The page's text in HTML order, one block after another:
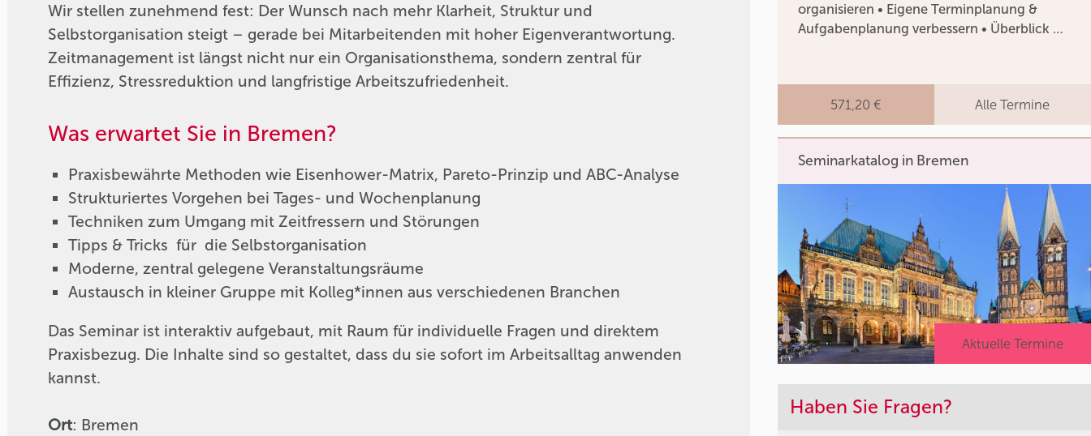
Wir stellen zunehmend fest: Der Wunsch nach mehr Klarheit, Struktur und
Selbstorganisation steigt – gerade bei Mitarbeitenden mit hoher Eigenverantwortung.
Zeitmanagement ist längst nicht nur ein Organisationsthema, sondern zentral für
Effizienz, Stressreduktion und langfristige Arbeitszufriedenheit.
Was erwartet Sie in Bremen?
Praxisbewährte Methoden wie Eisenhower-Matrix, Pareto-Prinzip und ABC-Analyse
Strukturiertes Vorgehen bei Tages- und Wochenplanung
Techniken zum Umgang mit Zeitfressern und Störungen
Tipps & Tricks für die Selbstorganisation
Moderne, zentral gelegene Veranstaltungsräume
Austausch in kleiner Gruppe mit Kolleg*innen aus verschiedenen Branchen
Das Seminar ist interaktiv aufgebaut, mit Raum für individuelle Fragen und direktem
Praxisbezug. Die Inhalte sind so gestaltet, dass du sie sofort im Arbeitsalltag anwenden
kannst.
Ort: Bremen
Haben Sie Fragen?
organisieren • Eigene Terminplanung &
Aufgabenplanung verbessern • Überblick …
571,20 € Alle Termine
Seminarkatalog in Bremen
Aktuelle Termine